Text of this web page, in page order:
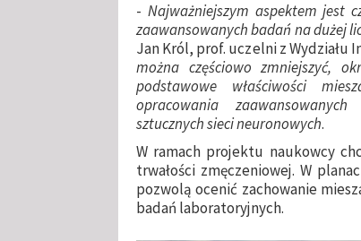
- Najważniejszym aspektem jest
zaawansowanych badań na dużej
Jan Król, prof. uczelni z
można częściowo zmniejszyć,
podstawowe właściwości
opracowania
sztucznych sieci neuronowych.
W ramach projektu naukowcy
trwałości zmęczeniowej. W
pozwolą ocenić zachowanie
badań laboratoryjnych.